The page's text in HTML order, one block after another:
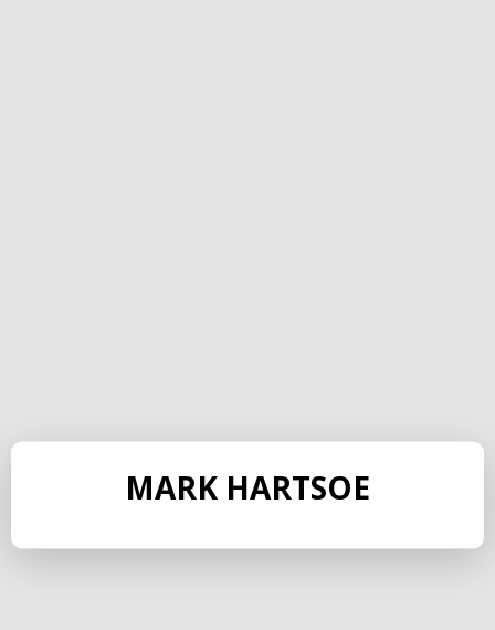
MARK HARTSOE